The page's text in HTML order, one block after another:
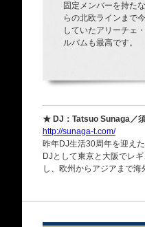
固定メンバーを持た
らの北欧ラインまで
していたアリーチェ
ルバムも最高です。
★ DJ：Tatsuo Sunaga／
http://sunaga-t.com/
昨年DJ生活30周年を迎えた
DJとして東京と大阪でレ
し、欧州からアジアまで海